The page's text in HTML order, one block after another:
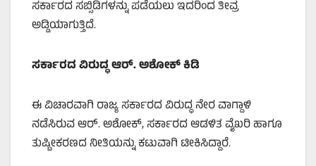
ಸರ್ಕಾರದ ಸಬ್ಸಿಡಿಗಳನ್ನು ಪಡೆಯಲು ಇದರಿಂದ ತೀವ್ರ
ಅಡ್ಡಿಯಾಗುತ್ತಿದೆ.
ಸರ್ಕಾರದವಿರುದ್ಧಆರ್.ಅಶೋಕ್ಕಿಡಿ
ಈ ವಿಚಾರವಾಗಿ ರಾಜ್ಯ ಸರ್ಕಾರದ ವಿರುದ್ಧ ನೇರ ವಾಗ್ದಾಳಿ
ನಡೆಸಿರುವ ಆರ್. ಅಶೋಕ್, ಸರ್ಕಾರದ ಆಡಳಿತ ವೈಖರಿ ಹಾಗೂ
ತುಷ್ಟೀಕರಣದ ನೀತಿಯನ್ನು ಕಟುವಾಗಿ ಟೀಕಿಸಿದ್ದಾರೆ.